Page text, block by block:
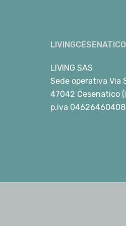
LIVINGCESENATICO
LIVING SAS
Sede operativa Via
47042 Cesenatico
p.iva 04626460408